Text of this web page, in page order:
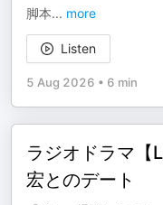
脚本... more
Listen
5 Aug 2026 • 6 min
ラジオドラマ
宏とのデート